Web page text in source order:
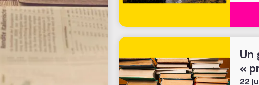
Un
«
22